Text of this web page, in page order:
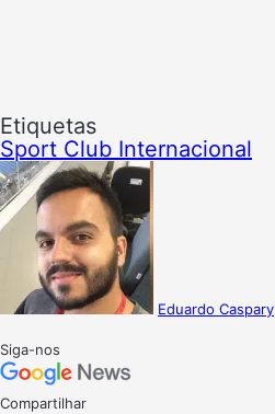
Etiquetas
Sport Club Internacional
Eduardo Caspary
Siga-nos
Compartilhar